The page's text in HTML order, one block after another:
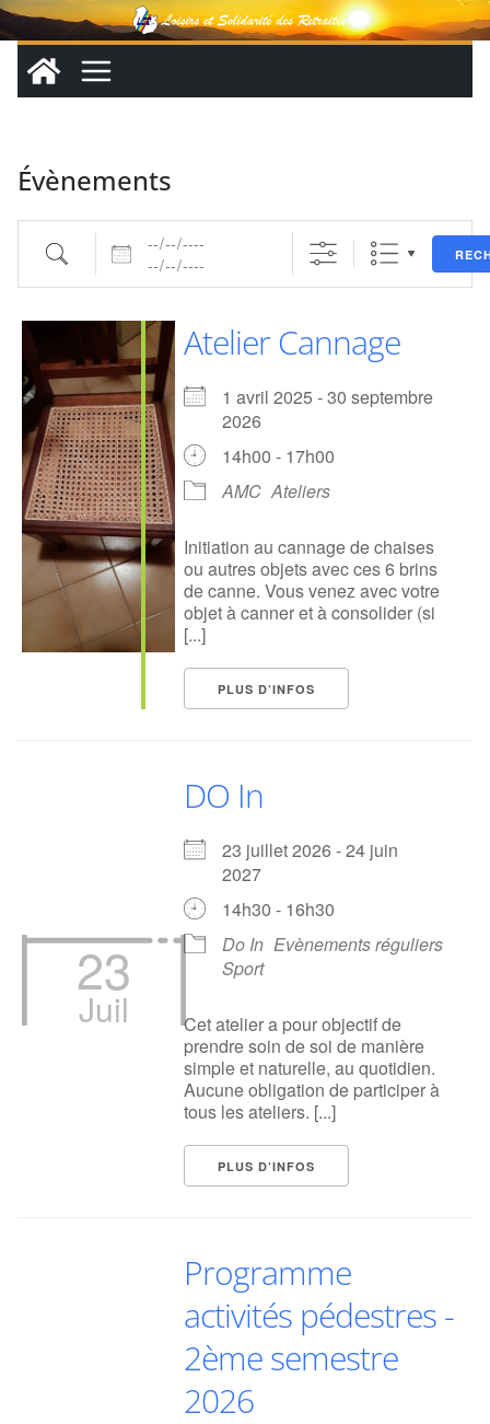
Passer
au
contenu
Évènements
RechercheDates
Atelier Cannage
1 avril 2025 - 30 septembre
2026
14h00 - 17h00
AMC Ateliers
Initiation au cannage de chaises
ou autres objets avec ces 6 brins
de canne. Vous venez avec votre
objet à canner et à consolider (si
[...]
PLUS D’INFOS
23
Juil
DO In
23 juillet 2026 - 24 juin
2027
14h30 - 16h30
Do In Evènements réguliers
Sport
Cet atelier a pour objectif de
prendre soin de soi de manière
simple et naturelle, au quotidien.
Aucune obligation de participer à
tous les ateliers. [...]
PLUS D’INFOS
Programme
activités pédestres -
2ème semestre
2026